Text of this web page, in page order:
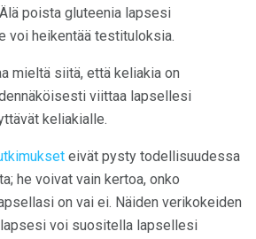
poista gluteenia lapsesi
voi heikentää testituloksia.
mieltä siitä, että keliakia on
viittaa lapsellesi
keliakialle.
eivät pysty todellisuudessa
he voivat vain kertoa, onko
on vai ei. Näiden verikokeiden
voi suositella lapsellesi